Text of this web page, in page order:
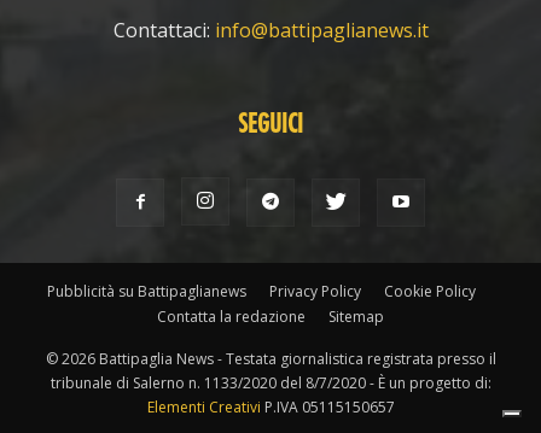
Contattaci: info@battipaglianews.it
SEGUICI
Pubblicità su Battipaglianews Privacy Policy
Cookie Policy
Contatta la redazione
Sitemap
© 2026 Battipaglia News - Testata giornalistica registrata presso il
tribunale di Salerno n. 1133/2020 del 8/7/2020 - È un progetto di:
Elementi Creativi P.IVA 05115150657